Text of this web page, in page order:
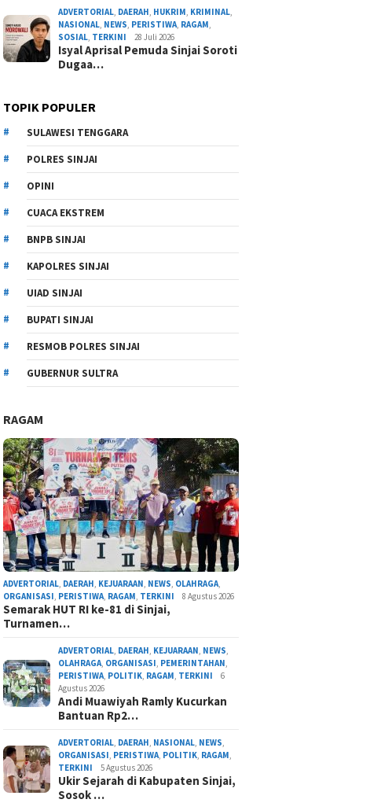
ADVERTORIAL, DAERAH, HUKRIM, KRIMINAL,
NASIONAL, NEWS, PERISTIWA, RAGAM,
SOSIAL, TERKINI 28 Juli 2026
Isyal Aprisal Pemuda Sinjai Soroti
Dugaa…
TOPIK POPULER
SULAWESI TENGGARA
POLRES SINJAI
OPINI
CUACA EKSTREM
BNPB SINJAI
KAPOLRES SINJAI
UIAD SINJAI
BUPATI SINJAI
RESMOB POLRES SINJAI
GUBERNUR SULTRA
RAGAM
ADVERTORIAL DAERAH KEJUARAAN NEWS OLAHRAGA
ORGANISASI PERISTIWA RAGAM TERKINI 8 Agustus 2026
Semarak HUT RI ke-81 di Sinjai,
Turnamen…
ADVERTORIAL DAERAH KEJUARAAN NEWS
OLAHRAGA ORGANISASI PEMERINTAHAN
PERISTIWA POLITIK RAGAM TERKINI
6
Agustus 2026
Andi Muawiyah Ramly Kucurkan
Bantuan Rp2…
ADVERTORIAL DAERAH NASIONAL NEWS
ORGANISASI PERISTIWA POLITIK RAGAM
TERKINI
5 Agustus 2026
Ukir Sejarah di Kabupaten Sinjai,
Sosok …